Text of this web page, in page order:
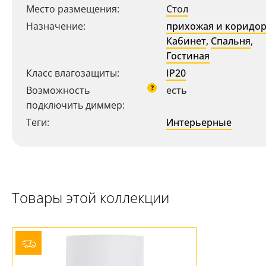
Место размещения:
Стол
Назначение:
прихожая и коридор
Кабинет, Спальня,
Гостиная
Класс влагозащиты:
IP20
Возможность
подключить диммер:
? есть
Теги: Интерьерные
Товары этой коллекции